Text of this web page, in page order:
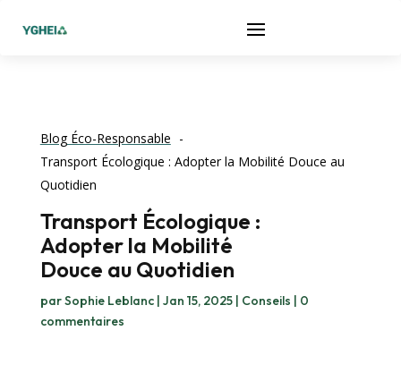
Blog Éco-Responsable
Transport Écologique : Adopter la Mobilité Douce au
Quotidien
Transport Écologique :
Adopter la Mobilité
Douce au Quotidien
parSophie Leblanc| Jan 15, 2025| Conseils | 0
commentaires